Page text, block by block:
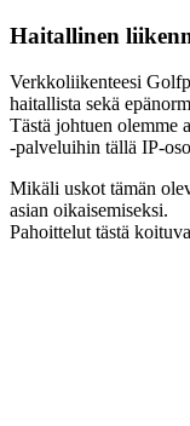
Haitallinen
Verkkoliikenteesi
haitallista sekä
Tästä johtuen olemme
-palveluihin tällä IP-
Mikäli uskot tämän
asian oikaisemiseksi.
Pahoittelut tästä